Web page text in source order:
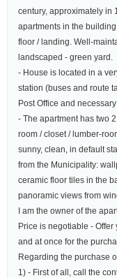
century, approximately in
apartments in the
floor / landing. Well-
landscaped - green yard.
- House is located in a
station (buses and route
Post Office and
- The apartment has two
room / closet / lumber-
sunny, clean, in default
from the Municipality:
ceramic floor tiles in the
panoramic views from
I am the owner of the
Price is negotiable - Offer
and at once for the
Regarding the purchase
1) - First of all, call the